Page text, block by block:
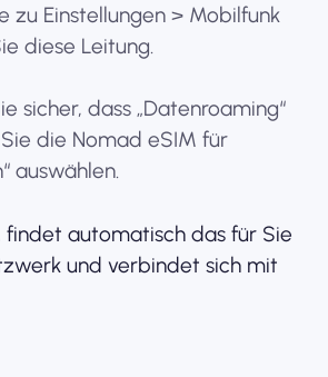
zu Einstellungen > Mobilfunk
diese Leitung.
sicher, dass „Datenroaming“
die Nomad eSIM für
auswählen.
findet automatisch das für Sie
und verbindet sich mit